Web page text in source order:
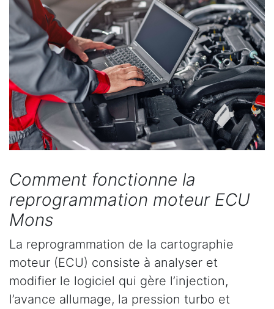
Comment fonctionne la
reprogrammation moteur ECU
Mons
La reprogrammation de la cartographie
moteur (ECU) consiste à analyser et
modifier le logiciel qui gère l’injection,
l’avance allumage, la pression turbo et